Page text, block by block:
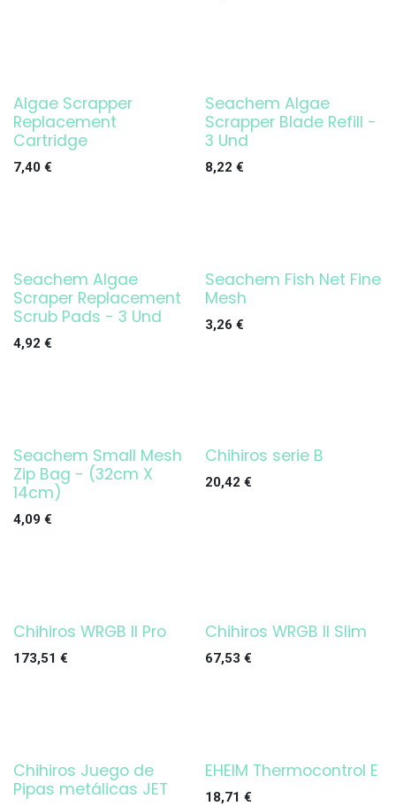
Algae Scrapper
Replacement
Cartridge
7,40 €
Seachem Algae
Scrapper Blade Refill -
3 Und
8,22 €
Seachem Algae
Scraper Replacement
Scrub Pads - 3 Und
4,92 €
Seachem Fish Net Fine
Mesh
3,26 €
Seachem Small Mesh
Zip Bag - (32cm X
14cm)
4,09 €
¡OFERTA!
Chihiros serie B
20,42 €
Chihiros WRGB II Pro
173,51 € ¡OFERTA!
Chihiros WRGB II Slim
67,53 €
Chihiros Juego de
Pipas metálicas JET
¡OFERTA!
EHEIM Thermocontrol E
18,71 €